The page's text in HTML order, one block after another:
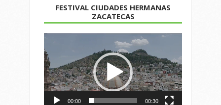
FESTIVAL CIUDADES HERMANAS
ZACATECAS
de
vídeo
00:00 00:30